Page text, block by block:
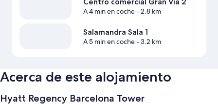
Centro comercial Gran Via 2
A 4 min en coche- 2.8 km
Salamandra Sala 1
A 5 min en coche- 3.2 km
Acerca de este alojamiento
Hyatt Regency Barcelona Tower